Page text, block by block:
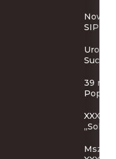
Nowy
SIP
39
XXXI
Msza